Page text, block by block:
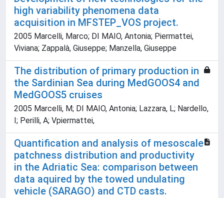
high variability phenomena data
acquisition in MFSTEP_VOS project.
2005 Marcelli, Marco; DI MAIO, Antonia; Piermattei,
Viviana; Zappalà, Giuseppe; Manzella, Giuseppe
The distribution of primary production in
the Sardinian Sea during MedGOOS4 and
MedGOOS5 cruises
2005 Marcelli, M; DI MAIO, Antonia; Lazzara, L; Nardello,
I; Perilli, A; Vpiermattei,
Quantification and analysis of mesoscale
patchness distribution and productivity
in the Adriatic Sea: comparison between
data aquired by the towed undulating
vehicle (SARAGO) and CTD casts.